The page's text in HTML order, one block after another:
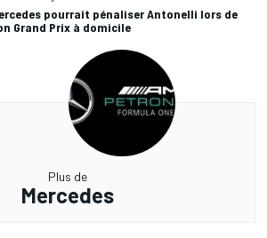
pourrait pénaliser Antonelli lors de
Grand Prix à domicile
Plus de
Mercedes